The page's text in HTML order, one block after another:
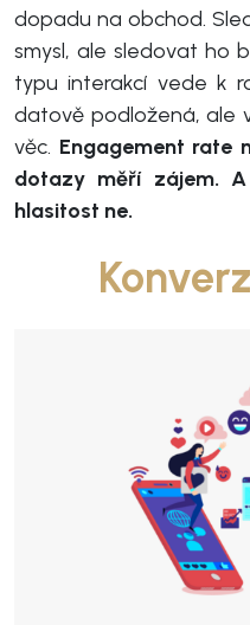
dopadu na obchod.
smysl, ale sledovat ho
typu interakcí vede k
datově podložená, ale
věc. Engagement rate
dotazy měří zájem.
hlasitost ne.